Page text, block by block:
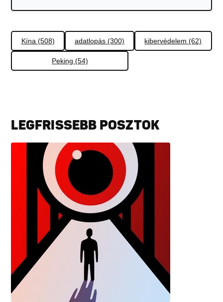
Kína (508) adatlopás (300) kibervédelem (62)
Peking (54)
LEGFRISSEBB POSZTOK